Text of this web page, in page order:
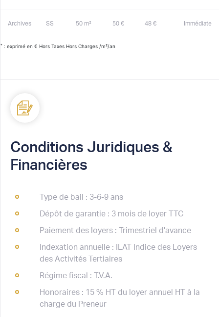
Archives SS 50 m² 50 € 48 € Immédiate
* : exprimé en € Hors Taxes Hors Charges /m²/an
Conditions Juridiques &
Financières
Type de bail : 3-6-9 ans
Dépôt de garantie : 3 mois de loyer TTC
Paiement des loyers : Trimestriel d'avance
Indexation annuelle : ILAT Indice des Loyers
des Activités Tertiaires
Régime fiscal : T.V.A.
Honoraires : 15 % HT du loyer annuel HT à la
charge du Preneur